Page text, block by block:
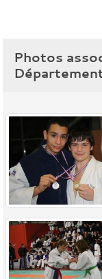
Photos